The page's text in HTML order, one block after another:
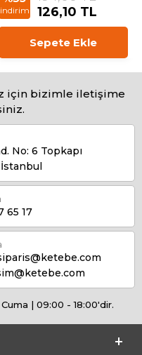
indirim
126,10 TL
Sepete Ekle
için bizimle iletişime
No: 6 Topkapı
65 17
| 09:00 - 18:00'dir.